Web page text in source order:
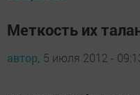
Меткость их
автор, 5 июля 2012 -